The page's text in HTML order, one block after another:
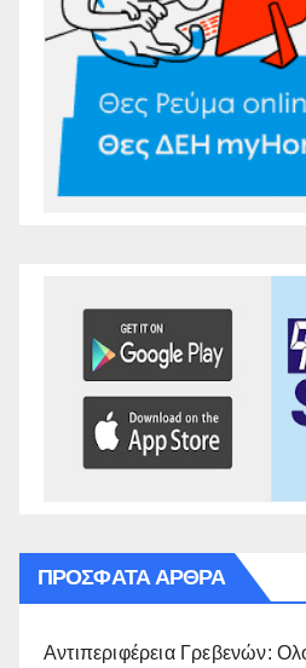
ΠΡΌΣΦΑΤΑ ΆΡΘΡΑ
Αντιπεριφέρεια Γρεβενών: